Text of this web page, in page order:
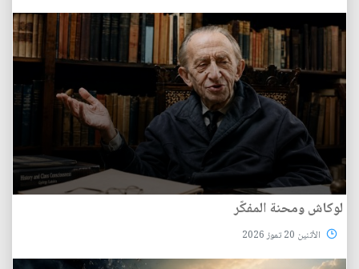
لوكاش ومحنة المفكّر
الأثنين 20 تموز 2026